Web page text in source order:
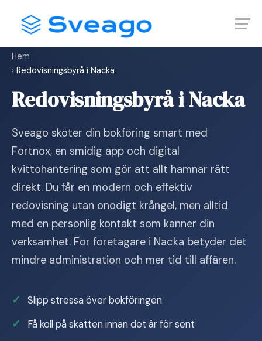
content
Hem
› Redovisningsbyrå i Nacka
Redovisningsbyrå i Nacka
Sveago sköter din bokföring smart med
Fortnox, en smidig app och digital
kvittohantering som gör att allt hamnar rätt
direkt. Du får en modern och effektiv
redovisning utan onödigt krångel, men alltid
med en personlig kontakt som känner din
verksamhet. För företagare i Nacka betyder det
mindre administration och mer tid till affären.
Slipp stressa över bokföringen
Få koll på skatten innan det är för sent